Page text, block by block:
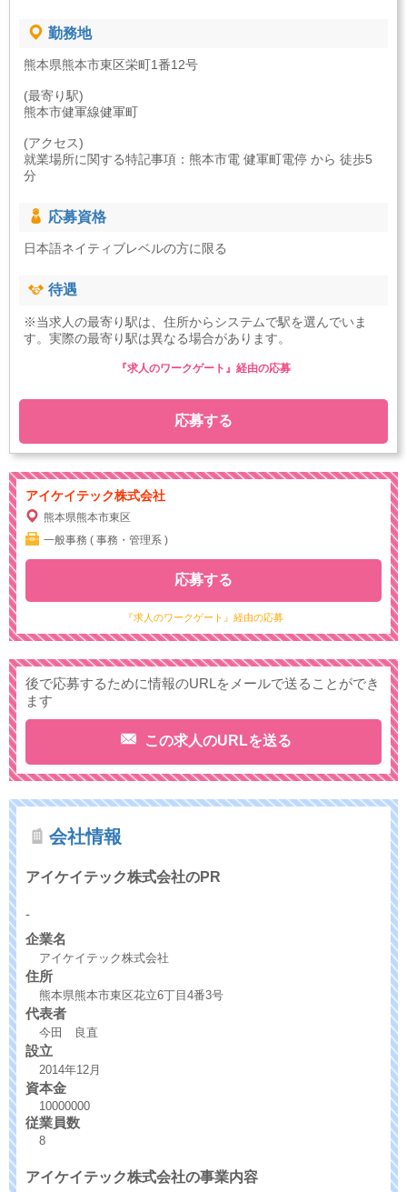
勤務地
熊本県熊本市東区栄町1番12号
(最寄り駅)
熊本市健軍線健軍町
(アクセス)
就業場所に関する特記事項：熊本市電 健軍町電停 から 徒歩5
分
応募資格
日本語ネイティブレベルの方に限る
待遇
※当求人の最寄り駅は、住所からシステムで駅を選んでいま
す。実際の最寄り駅は異なる場合があります。
応募する
『求人のワークゲート』経由の応募
アイケイテック株式会社
熊本県熊本市東区
一般事務 ( 事務・管理系 )
『求人のワークゲート』経由の応募
応募する
後で応募するために情報のURLをメールで送ることができ
ます
この求人のURLを送る
会社情報
アイケイテック株式会社のPR
-
企業名
アイケイテック株式会社
住所
熊本県熊本市東区花立6丁目4番3号
代表者
今田 良直
設立
2014年12月
資本金
10000000
従業員数
8
アイケイテック株式会社の事業内容